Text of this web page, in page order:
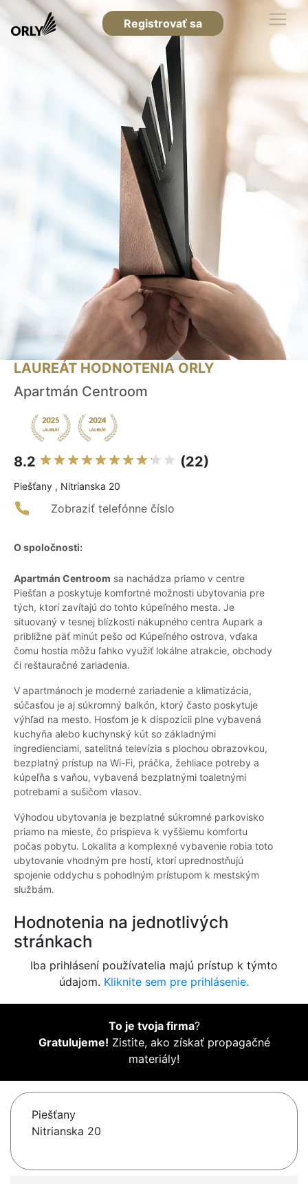
Registrovať sa
LAUREÁT HODNOTENIA ORLY
Apartmán Centroom
8.2 (22)
Piešťany , Nitrianska 20
Zobraziť telefónne číslo
O spoločnosti:
Apartmán Centroom sa nachádza priamo v centre
Piešťan a poskytuje komfortné možnosti ubytovania pre
tých, ktorí zavítajú do tohto kúpeľného mesta. Je
situovaný v tesnej blízkosti nákupného centra Aupark a
približne päť minút pešo od Kúpeľného ostrova, vďaka
čomu hostia môžu ľahko využiť lokálne atrakcie, obchody
či reštauračné zariadenia.
V apartmánoch je moderné zariadenie a klimatizácia,
súčasťou je aj súkromný balkón, ktorý často poskytuje
výhľad na mesto. Hosťom je k dispozícii plne vybavená
kuchyňa alebo kuchynský kút so základnými
ingredienciami, satelitná televízia s plochou obrazovkou,
bezplatný prístup na Wi-Fi, práčka, žehliace potreby a
kúpeľňa s vaňou, vybavená bezplatnými toaletnými
potrebami a sušičom vlasov.
Výhodou ubytovania je bezplatné súkromné parkovisko
priamo na mieste, čo prispieva k vyššiemu komfortu
počas pobytu. Lokalita a komplexné vybavenie robia toto
ubytovanie vhodným pre hostí, ktorí uprednostňujú
spojenie oddychu s pohodlným prístupom k mestským
službám.
Hodnotenia na jednotlivých
stránkach
Iba prihlásení používatelia majú prístup k týmto
údajom. Kliknite sem pre prihlásenie.
To je tvoja firma?
Gratulujeme! Zistite, ako získať propagačné
materiály!
Piešťany
Nitrianska 20